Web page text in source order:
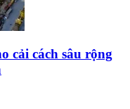
cải cách sâu rộng